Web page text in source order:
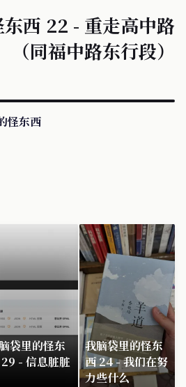
西 22 - 重走高中路
（同福中路东行段）
怪东西
袋里的怪东
- 信息脏脏
我脑袋里的怪东
西 24 - 我们在努
力些什么